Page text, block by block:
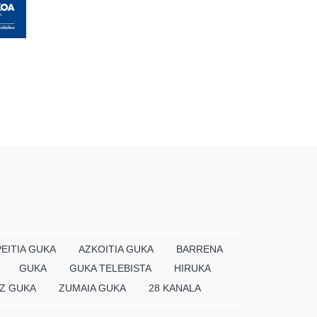
GUKA AZKOITIA GUKA
BARRENA
GUKA GUKA TELEBISTA
HIRUKA
GUKA ZUMAIA GUKA 28 KANALA